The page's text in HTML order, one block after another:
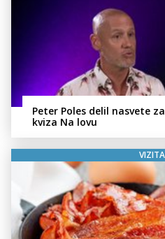
Peter Poles delil nasvete
kviza Na lovu